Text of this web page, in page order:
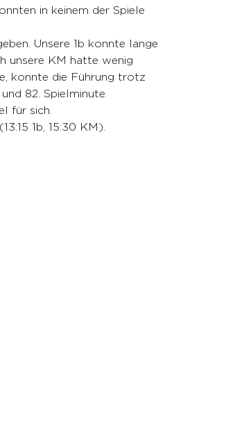
in keinem der Spiele
Unsere 1b konnte lange
unsere KM hatte wenig
konnte die Führung trotz
82. Spielminute
für sich.
1b, 15:30 KM).